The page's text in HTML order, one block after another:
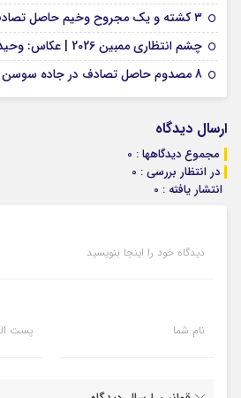
۳ کشته و یک مجروح وخیم حاصل تصادف شبانه در ایذه
چشم انتظاری ممبین 2026 | عکاس: وحید اورکی
8 مصدوم حاصل تصادف در جاده سوسن
ارسال دیدگاه
مجموع دیدگاهها : 0
در انتظار بررسی : 0
انتشار یافته : 0
دیدگاه خود را اینجا بنویسید
نام شما پست